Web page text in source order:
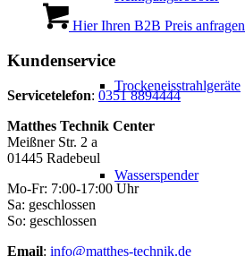
Trockeneisstrahlgeräte
Wasserspender
Hier Ihren B2B Preis anfragen
Kundenservice
Servicetelefon: 0351 8894444
Matthes Technik Center
Meißner Str. 2 a
01445 Radebeul
Mo-Fr: 7:00-17:00 Uhr
Sa: geschlossen
So: geschlossen
Email: info@matthes-technik.de